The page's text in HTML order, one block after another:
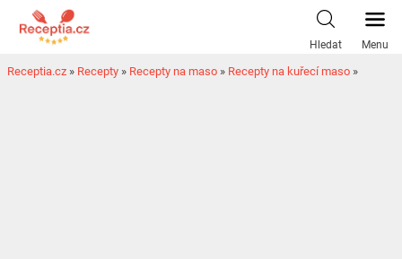
Hledat Menu
Receptia.cz » Recepty » Recepty na maso » Recepty na kuřecí maso »